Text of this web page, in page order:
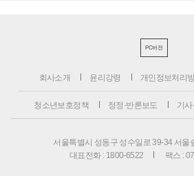
PC버전
회사소개 윤리강령 개인정보처리
청소년보호정책 정정·반론보도 기
서울특별시 성동구 성수일로 39-34 서울
대표전화 : 1800-6522
팩스 :